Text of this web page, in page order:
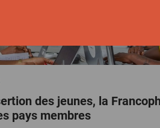
des jeunes, la
pays membres